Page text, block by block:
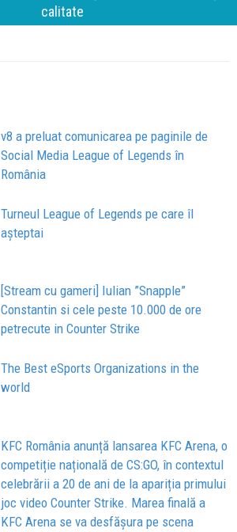
v8 a preluat comunicarea pe paginile de
Social Media League of Legends în
România
Turneul League of Legends pe care îl
așteptai
[Stream cu gameri] Iulian ”Snapple”
Constantin si cele peste 10.000 de ore
petrecute in Counter Strike
The Best eSports Organizations in the
world
KFC România anunță lansarea KFC Arena, o
competiție națională de CS:GO, în contextul
celebrării a 20 de ani de la apariția primului
joc video Counter Strike. Marea finală a
KFC Arena se va desfășura pe scena